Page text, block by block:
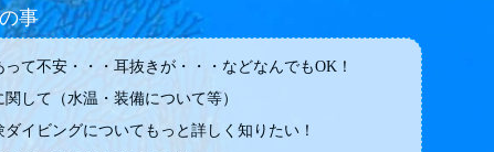
事
って不安・・・耳抜きが・・・などなんでもOK！
関して（水温・装備について等）
イビングについてもっと詳しく知りたい！